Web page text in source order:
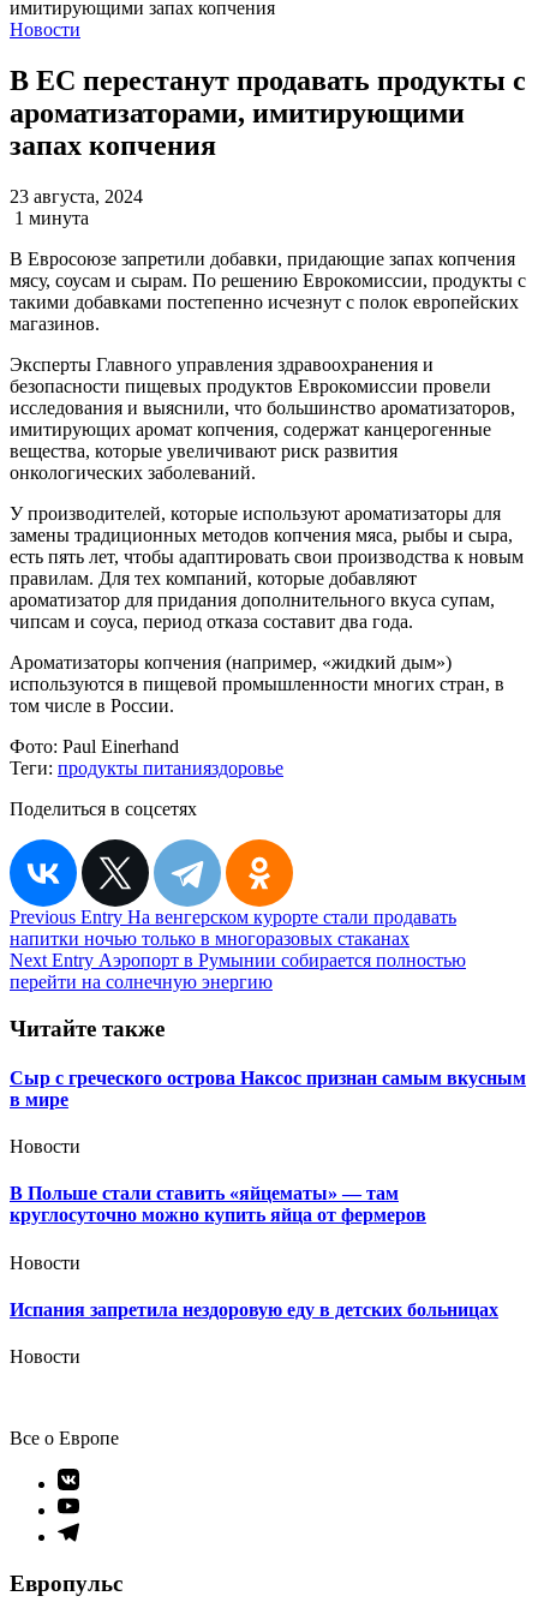
Новости
В ЕС перестанут продавать продукты с
ароматизаторами, имитирующими
запах копчения
23 августа, 2024
1 минута
В Евросоюзе запретили добавки, придающие запах копчения
мясу, соусам и сырам. По решению Еврокомиссии, продукты с
такими добавками постепенно исчезнут с полок европейских
магазинов.
Эксперты Главного управления здравоохранения и
безопасности пищевых продуктов Еврокомиссии провели
исследования и выяснили, что большинство ароматизаторов,
имитирующих аромат копчения, содержат канцерогенные
вещества, которые увеличивают риск развития
онкологических заболеваний.
У производителей, которые используют ароматизаторы для
замены традиционных методов копчения мяса, рыбы и сыра,
есть пять лет, чтобы адаптировать свои производства к новым
правилам. Для тех компаний, которые добавляют
ароматизатор для придания дополнительного вкуса супам,
чипсам и соуса, период отказа составит два года.
Ароматизаторы копчения (например, «жидкий дым»)
используются в пищевой промышленности многих стран, в
том числе в России.
Фото: Paul Einerhand
Теги: продукты питанияздоровье
Поделиться в соцсетях
Навигация
по
записям
Previous Entry На венгерском курорте стали продавать
напитки ночью только в многоразовых стаканах
Next Entry Аэропорт в Румынии собирается полностью
перейти на солнечную энергию
Читайте также
Сыр с греческого острова Наксос признан самым вкусным
в мире
Новости
В Польше стали ставить «яйцематы» — там
круглосуточно можно купить яйца от фермеров
Новости
Испания запретила нездоровую еду в детских больницах
Новости
Все о Европе
Элемент
меню
Элемент
меню
Элемент
Европульс